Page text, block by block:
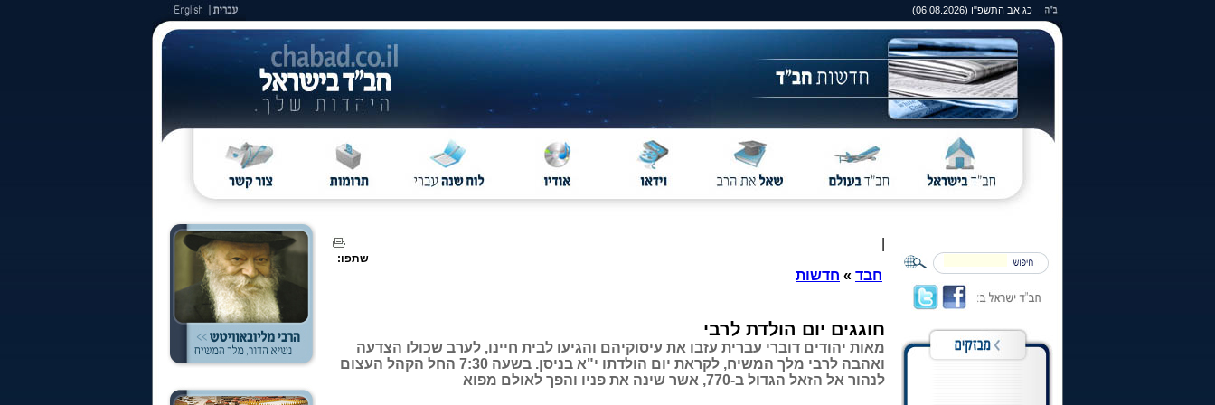
כג אב התשפ"ו (06.08.2026)
שתפו:
חבד » חדשות
חוגגים יום הולדת לרבי
מאות יהודים דוברי עברית עזבו את עיסוקיהם והגיעו לבית חיינו, לערב שכולו הצדעה
ואהבה לרבי מלך המשיח, לקראת יום הולדתו י"א בניסן. בשעה 7:30 החל הקהל העצום
לנהור אל הזאל הגדול ב-770, אשר שינה את פניו והפך לאולם מפוא